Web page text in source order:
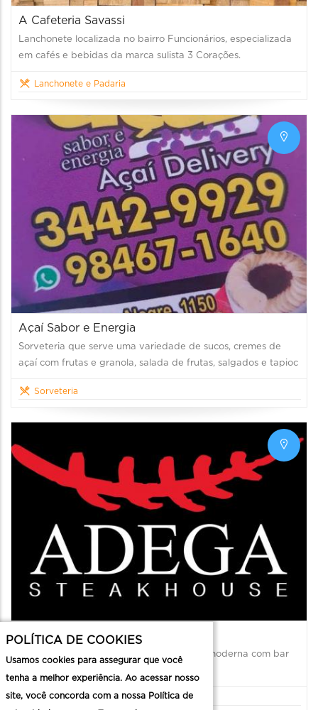
A Cafeteria Savassi
Lanchonete localizada no bairro Funcionários, especializada
em cafés e bebidas da marca sulista 3 Corações.
Lanchonete e Padaria
Açaí Sabor e Energia
Sorveteria que serve uma variedade de sucos, cremes de
açaí com frutas e granola, salada de frutas, salgados e tapioc
Sorveteria
Adega Steakhouse
A Adega Steakhouse é uma churrascaria moderna com bar
Churrascaria
POLÍTICA DE COOKIES
Usamos cookies para assegurar que você
tenha a melhor experiência. Ao acessar nosso
site, você concorda com a nossa Política de